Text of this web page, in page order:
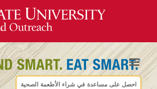
احصل على مساعدة في شراء الأطعمة الصحية